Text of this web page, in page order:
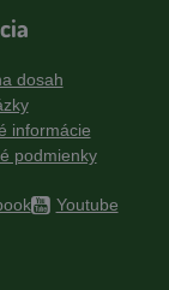
dosah
informácie
podmienky
Youtube